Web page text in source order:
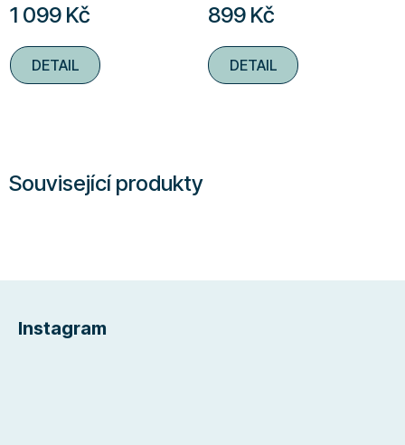
Související produkty
1 099 Kč
DETAIL
899 Kč
DETAIL
Instagram